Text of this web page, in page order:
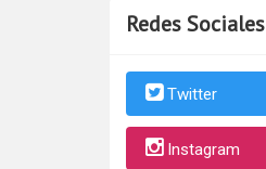
Redes Sociales
Twitter
Instagram